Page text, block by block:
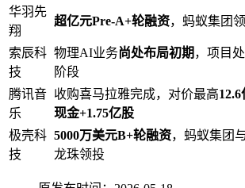
华羽先
翔
超亿元Pre-A+轮融资，蚂蚁集团
索辰科
技
物理AI业务尚处布局初期 ，项目
阶段
腾讯音
乐
收购喜马拉雅完成，对价最高
现金+1.75亿股
极壳科
技
5000万美元B+轮融资，蚂蚁集团
龙珠领投